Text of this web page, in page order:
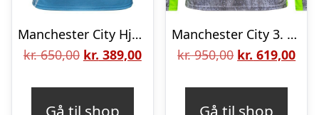
Manchester City Hjemmebanetrøje 2025/26 Børn
kr.650,00 Den
kr. 389,00Den
Gå til shop
Manchester City 3. Trøje 2025/26 Lange Ærmer
kr.950,00 Den
kr. 619,00Den
Gå til shop